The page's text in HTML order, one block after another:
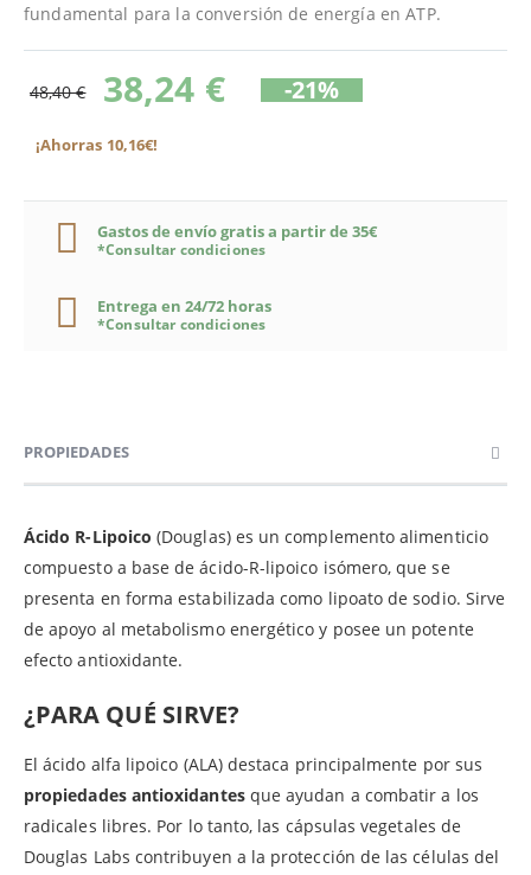
fundamental para la conversión de energía en ATP.
48,40 € 38,24 € -21%
¡Ahorras 10,16€!
Gastos de envío gratis a partir de 35€
*Consultar condiciones
Entrega en 24/72 horas
*Consultar condiciones
PROPIEDADES
Ácido R-Lipoico(Douglas) es un complemento alimenticio
compuesto a base de ácido-R-lipoico isómero, que se
presenta en forma estabilizada como lipoato de sodio. Sirve
de apoyo al metabolismo energético y posee un potente
efecto antioxidante.
¿PARA QUÉ SIRVE?
El ácido alfa lipoico (ALA) destaca principalmente por sus
propiedades antioxidantesque ayudan a combatir a los
radicales libres. Por lo tanto, las cápsulas vegetales de
Douglas Labs contribuyen a la protección de las células del